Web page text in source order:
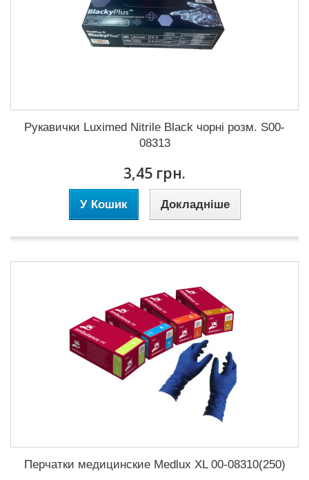
Рукавички Luximed Nitrile Black чорні розм. S00-
08313
3,45 грн.
У Кошик Докладніше
Перчатки медицинские Medlux XL 00-08310(250)